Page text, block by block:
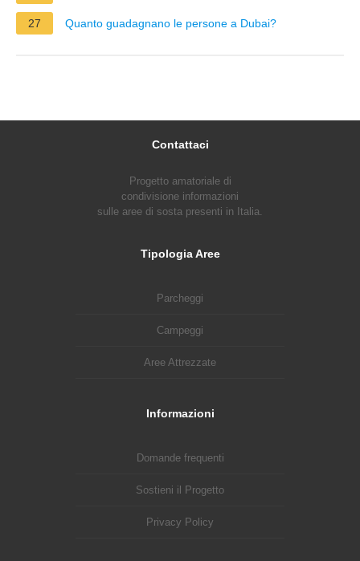
27 Quanto guadagnano le persone a Dubai?
Contattaci
Progetto amatoriale di
condivisione informazioni
sulle aree di sosta presenti in Italia.
Tipologia Aree
Parcheggi
Campeggi
Aree Attrezzate
Informazioni
Domande frequenti
Sostieni il Progetto
Privacy Policy